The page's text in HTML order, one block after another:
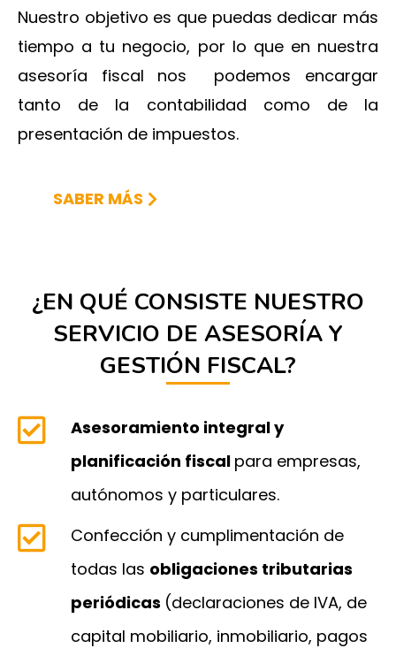
Nuestro objetivo es que puedas dedicar más
tiempo a tu negocio, por lo que en nuestra
asesoría fiscal nos podemos encargar
tanto de la contabilidad como de la
presentación de impuestos.
SABER MÁS
¿EN QUÉ CONSISTE NUESTRO
SERVICIO DE ASESORÍA Y
GESTIÓN FISCAL?
Asesoramiento integral y
planificación fiscal para empresas,
autónomos y particulares.
Confección y cumplimentación de
todas las obligaciones tributarias
periódicas (declaraciones de IVA, de
capital mobiliario, inmobiliario, pagos